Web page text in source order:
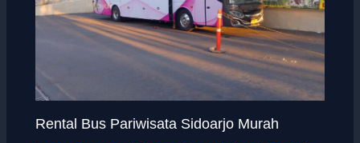
Rental Bus Pariwisata Sidoarjo Murah